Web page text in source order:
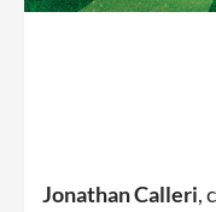
Jonathan Calleri,